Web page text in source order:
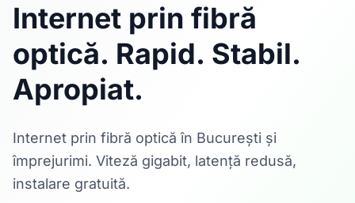
Internet prin fibră
optică. Rapid. Stabil.
Apropiat.
Internet prin fibră optică în București și
împrejurimi. Viteză gigabit, latență redusă,
instalare gratuită.
Acasă
Internet Rezidențial
Fibră optică până la 1 Gbps, direct în casa ta.